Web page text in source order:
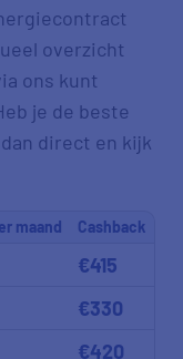
overzicht
ons kunt
je de beste
direct en kijk
maand Cashback
€415
€330
€420